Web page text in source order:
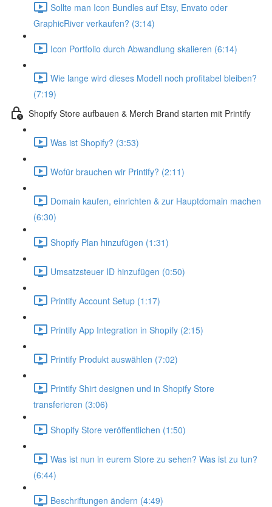
Sollte man Icon Bundles auf Etsy, Envato oder
GraphicRiver verkaufen? (3:14)
Icon Portfolio durch Abwandlung skalieren (6:14)
Wie lange wird dieses Modell noch profitabel bleiben?
(7:19)
Shopify Store aufbauen & Merch Brand starten mit Printify
Was ist Shopify? (3:53)
Wofür brauchen wir Printify? (2:11)
Domain kaufen, einrichten & zur Hauptdomain machen
(6:30)
Shopify Plan hinzufügen (1:31)
Umsatzsteuer ID hinzufügen (0:50)
Printify Account Setup (1:17)
Printify App Integration in Shopify (2:15)
Printify Produkt auswählen (7:02)
Printify Shirt designen und in Shopify Store
transferieren (3:06)
Shopify Store veröffentlichen (1:50)
Was ist nun in eurem Store zu sehen? Was ist zu tun?
(6:44)
Beschriftungen ändern (4:49)